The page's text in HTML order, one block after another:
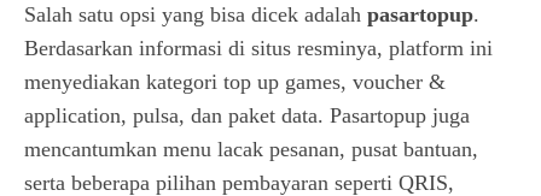
Salah satu opsi yang bisa dicek adalah pasartopup.
Berdasarkan informasi di situs resminya, platform ini
menyediakan kategori top up games, voucher &
application, pulsa, dan paket data. Pasartopup juga
mencantumkan menu lacak pesanan, pusat bantuan,
serta beberapa pilihan pembayaran seperti QRIS,